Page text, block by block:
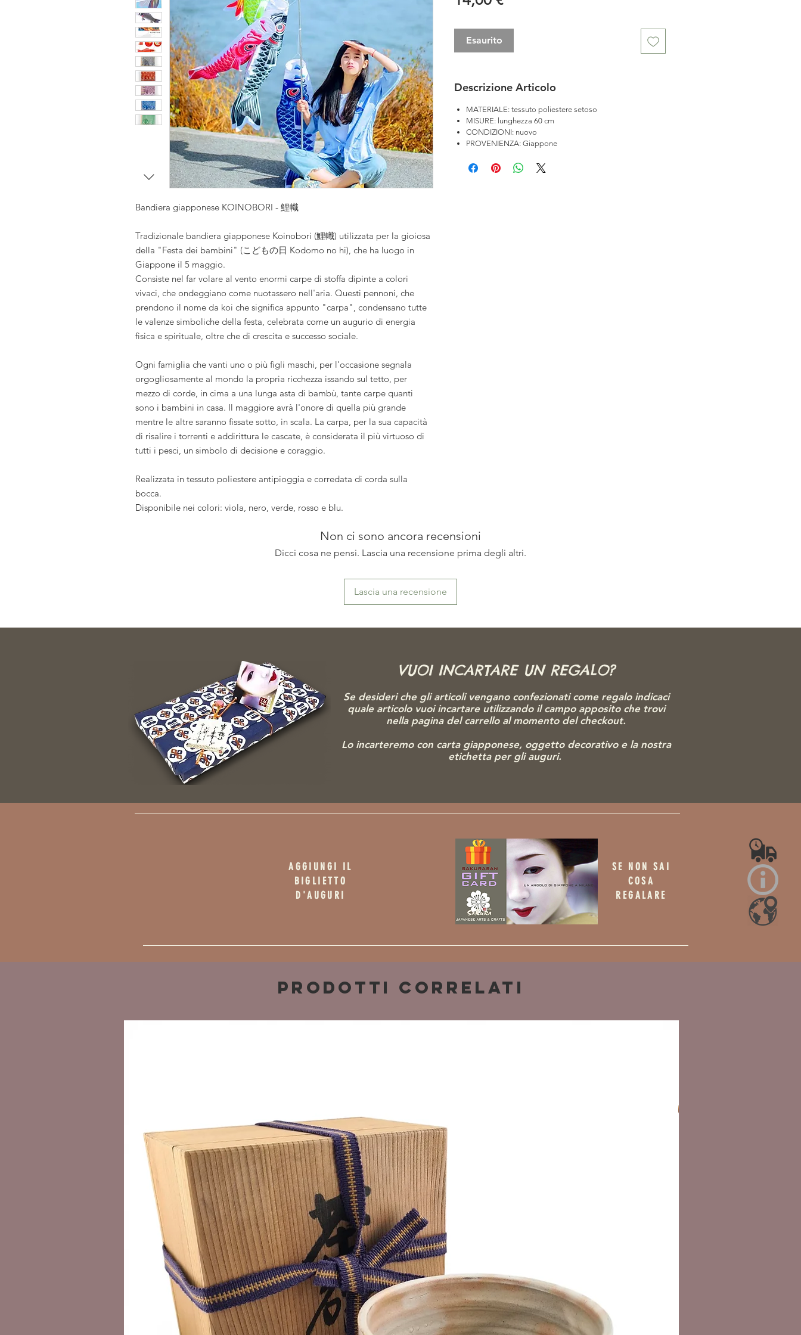
Bandiera giapponese KOINOBORI - 鯉幟
Tradizionale bandiera giapponese Koinobori (鯉幟) utilizzata per la gioiosa
della "Festa dei bambini" (こどもの日 Kodomo no hi), che ha luogo in
Giappone il 5 maggio.
Consiste nel far volare al vento enormi carpe di stoffa dipinte a colori
vivaci, che ondeggiano come nuotassero nell'aria. Questi pennoni, che
prendono il nome da koi che significa appunto "carpa", condensano tutte
le valenze simboliche della festa, celebrata come un augurio di energia
fisica e spirituale, oltre che di crescita e successo sociale.
Ogni famiglia che vanti uno o più figli maschi, per l'occasione segnala
orgogliosamente al mondo la propria ricchezza issando sul tetto, per
mezzo di corde, in cima a una lunga asta di bambù, tante carpe quanti
sono i bambini in casa. Il maggiore avrà l'onore di quella più grande
mentre le altre saranno fissate sotto, in scala. La carpa, per la sua capacità
di risalire i torrenti e addirittura le cascate, è considerata il più virtuoso di
tutti i pesci, un simbolo di decisione e coraggio.
Realizzata in tessuto poliestere antipioggia e corredata di corda sulla
bocca.
Disponibile nei colori: viola, nero, verde, rosso e blu.
Esaurito
Descrizione Articolo
MATERIALE: tessuto poliestere setoso
MISURE: lunghezza 60 cm
CONDIZIONI: nuovo
PROVENIENZA: Giappone
Non ci sono ancora recensioni
Dicci cosa ne pensi. Lascia una recensione prima degli altri.
Lascia una recensione
VUOI INCARTARE UN REGALO?
Se desideri che gli articoli vengano confezionati come regalo indicaci
quale articolo vuoi incartare utilizzando il campo apposito che trovi
nella pagina del carrello al momento del checkout.
Lo incarteremo con carta giapponese, oggetto decorativo e la nostra
etichetta per gli auguri.
AGGIUNGI IL
BIGLIETTO
D'AUGURI
SE NON SAI
COSA
REGALARE
Prodotti correlati